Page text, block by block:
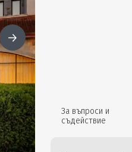
За въпроси и
съдействие